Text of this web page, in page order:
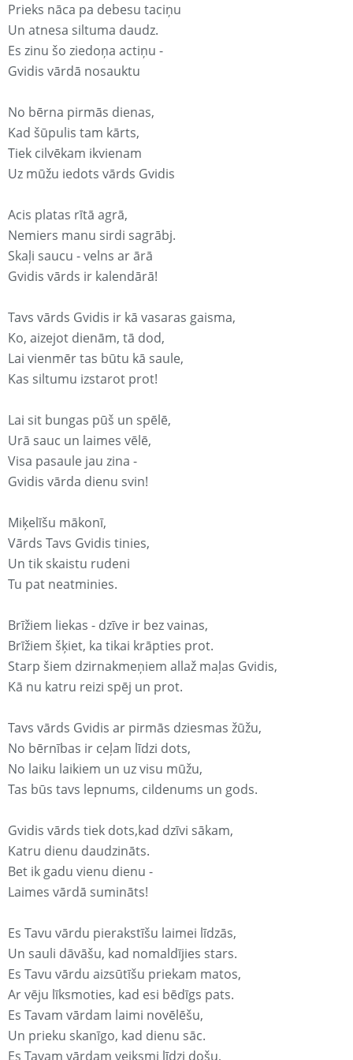
Prieks nāca pa debesu taciņu
Un atnesa siltuma daudz.
Es zinu šo ziedoņa actiņu -
Gvidis vārdā nosauktu
No bērna pirmās dienas,
Kad šūpulis tam kārts,
Tiek cilvēkam ikvienam
Uz mūžu iedots vārds Gvidis
Acis platas rītā agrā,
Nemiers manu sirdi sagrābj.
Skaļi saucu - velns ar ārā
Gvidis vārds ir kalendārā!
Tavs vārds Gvidis ir kā vasaras gaisma,
Ko, aizejot dienām, tā dod,
Lai vienmēr tas būtu kā saule,
Kas siltumu izstarot prot!
Lai sit bungas pūš un spēlē,
Urā sauc un laimes vēlē,
Visa pasaule jau zina -
Gvidis vārda dienu svin!
Miķelīšu mākonī,
Vārds Tavs Gvidis tinies,
Un tik skaistu rudeni
Tu pat neatminies.
Brīžiem liekas - dzīve ir bez vainas,
Brīžiem šķiet, ka tikai krāpties prot.
Starp šiem dzirnakmeņiem allaž maļas Gvidis,
Kā nu katru reizi spēj un prot.
Tavs vārds Gvidis ar pirmās dziesmas žūžu,
No bērnības ir ceļam līdzi dots,
No laiku laikiem un uz visu mūžu,
Tas būs tavs lepnums, cildenums un gods.
Gvidis vārds tiek dots,kad dzīvi sākam,
Katru dienu daudzināts.
Bet ik gadu vienu dienu -
Laimes vārdā sumināts!
Es Tavu vārdu pierakstīšu laimei līdzās,
Un sauli dāvāšu, kad nomaldījies stars.
Es Tavu vārdu aizsūtīšu priekam matos,
Ar vēju līksmoties, kad esi bēdīgs pats.
Es Tavam vārdam laimi novēlēšu,
Un prieku skanīgo, kad dienu sāc.
Es Tavam vārdam veiksmi līdzi došu,